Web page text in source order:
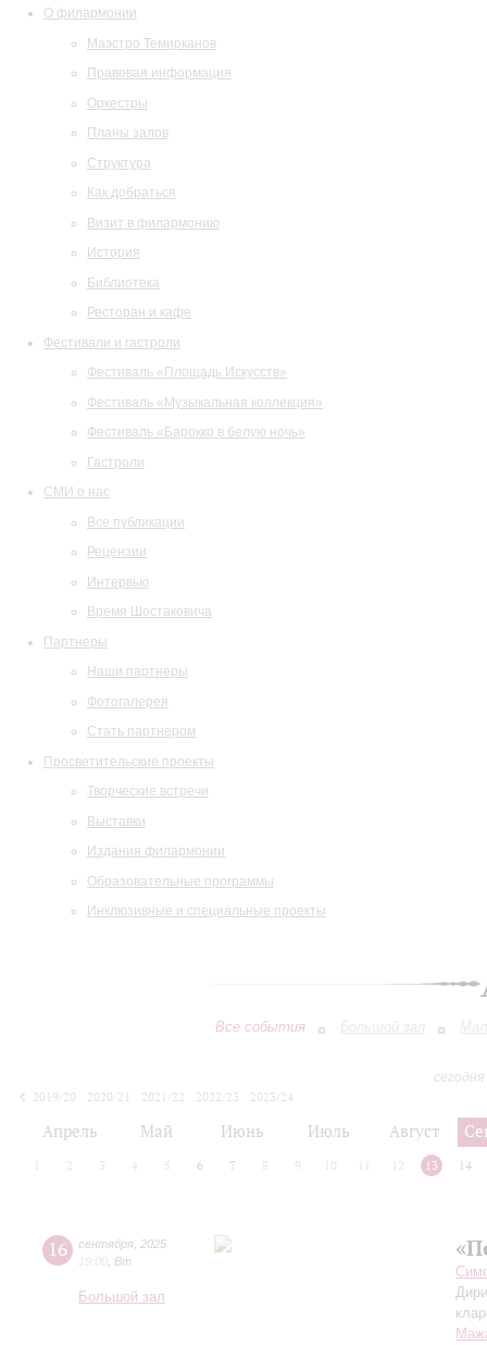
О филармонии
Маэстро Темирканов
Правовая информация
Оркестры
Планы залов
Структура
Как добраться
Визит в филармонию
История
Библиотека
Ресторан и кафе
Фестивали и гастроли
Фестиваль «Площадь Искусств»
Фестиваль «Музыкальная коллекция»
Фестиваль «Барокко в белую ночь»
Гастроли
СМИ о нас
Все публикации
Рецензии
Интервью
Время Шостаковича
Партнеры
Наши партнеры
Фотогалерея
Стать партнером
Просветительские проекты
Творческие встречи
Выставки
Издания филармонии
Образовательные программы
Инклюзивные и специальные проекты
Все события Большой зал
2019/20
2020/21 2021/22 2022/23
2023/24
Апрель Май Июнь Июль Август
2 3 4 5 6 7 8 9 10 12 13 14
16 сентября 2025
19:00 Вт
Большой зал